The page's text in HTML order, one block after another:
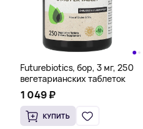
Futurebiotics, бор, 3 мг, 250
вегетарианских таблеток
1 049 ₽
КУПИТЬ